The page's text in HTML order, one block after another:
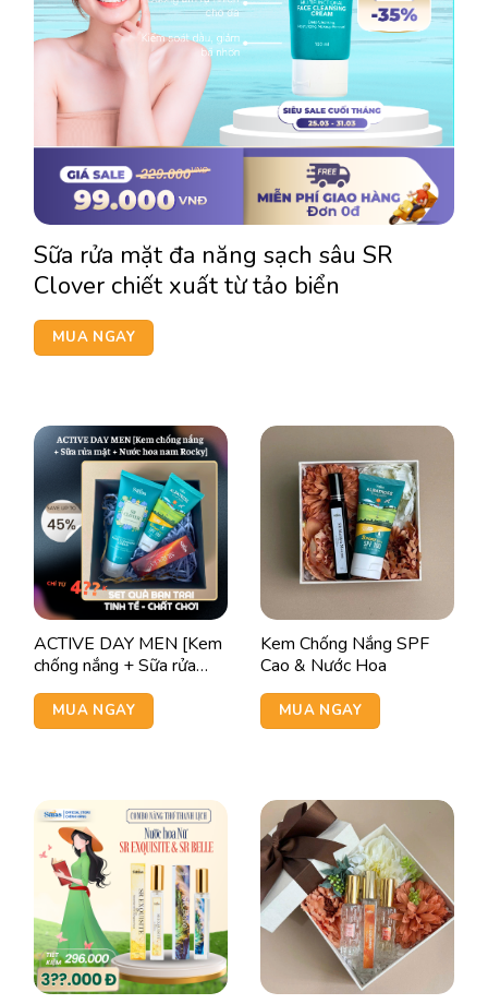
Sữa rửa mặt đa năng sạch sâu SR
Clover chiết xuất từ tảo biển
MUA NGAY
ACTIVE DAY MEN [Kem
chống nắng + Sữa rửa
mặt + Nước hoa nam
Rocky]
MUA NGAY
Kem Chống Nắng SPF
Cao & Nước Hoa
MUA NGAY